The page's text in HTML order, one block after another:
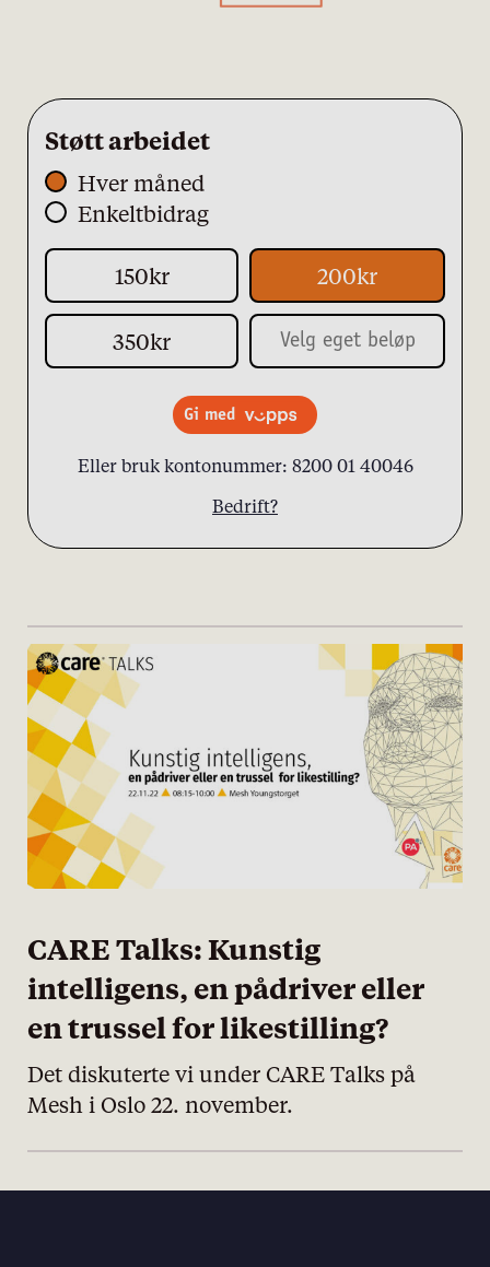
personvernserklæring/cookie policy
Markedsføring
Støtt arbeidet
Hver måned
Enkeltbidrag
150kr 200kr
350kr
Gi med
Eller bruk kontonummer: 8200 01 40046
Bedrift?
CARE Talks: Kunstig
intelligens, en pådriver eller
en trussel for likestilling?
Det diskuterte vi under CARE Talks på
Mesh i Oslo 22. november.